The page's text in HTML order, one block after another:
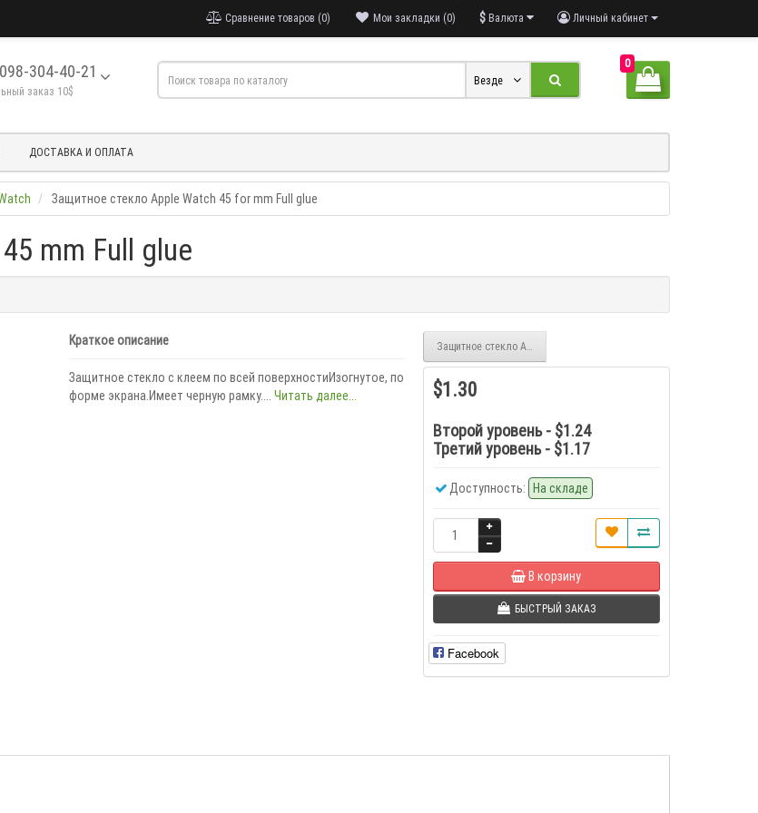
Личный кабинет
$ Валюта
Мои закладки (0)
Сравнение товаров (0)
304-40-21
заказ 10$
0
Везде
ДОСТАВКА И ОПЛАТА
Защитное стекло Apple Watch 45 for mm Full glue
mm Full glue
Краткое описание
Защитное стекло с клеем по всей поверхностиИзогнутое, по
форме экрана.Имеет черную рамку.... Читать далее...
Защитное стекло Apple Watch 41 mm Full glue
$1.30
Второй уровень - $1.24
Третий уровень - $1.17
Доступность: На складе
В корзину
БЫСТРЫЙ ЗАКАЗ
Facebook